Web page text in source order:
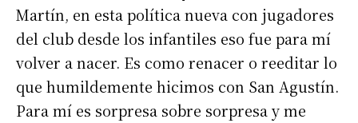
Martín, en esta política nueva con jugadores
del club desde los infantiles eso fue para mí
volver a nacer. Es como renacer o reeditar lo
que humildemente hicimos con San Agustín.
Para mí es sorpresa sobre sorpresa y me